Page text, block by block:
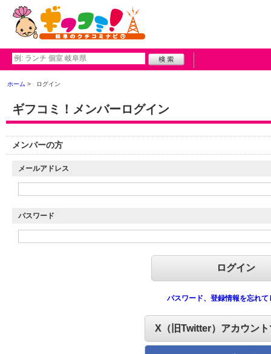
ホーム ログイン
ギフコミ！メンバーログイン
メンバーの方
メールアドレス
パスワード
パスワード、登録情報を忘れて
X（旧Twitter）アカウン